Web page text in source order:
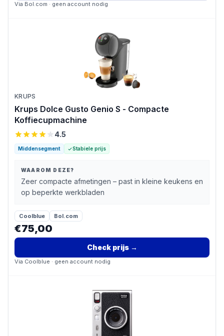
Via Bol.com · geen account nodig
KRUPS
Krups Dolce Gusto Genio S - Compacte
Koffiecupmachine
4.5
Middensegment Stabiele prijs
WAAROM DEZE?
Zeer compacte afmetingen – past in kleine keukens en
op beperkte werkbladen
Coolblue Bol.com
€75,00
Check prijs→
Via Coolblue · geen account nodig